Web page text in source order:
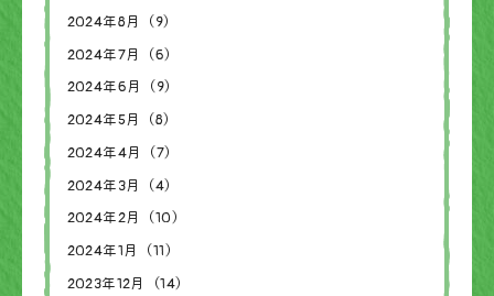
2024年8月（9）
2024年7月（6）
2024年6月（9）
2024年5月（8）
2024年4月（7）
2024年3月（4）
2024年2月（10）
2024年1月（11）
2023年12月（14）